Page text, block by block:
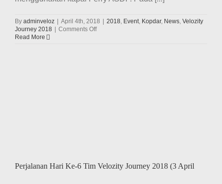
By adminveloz | April 4th, 2018 | 2018 Event Kopdar, News Velozity
Journey 2018 | Comments Offon
Read More
Perjalanan Hari Ke-6 Tim Velozity Journey 2018 (3 April